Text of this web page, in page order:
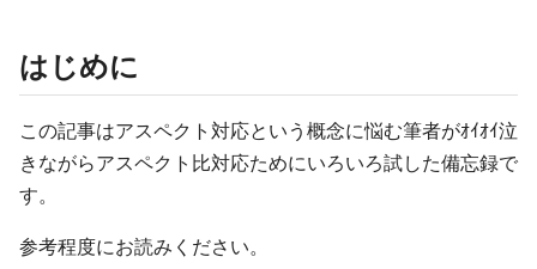
はじめに
この記事はアスペクト対応という概念に悩む筆者がｵｲｵｲ泣
きながらアスペクト比対応ためにいろいろ試した備忘録で
す。
参考程度にお読みください。